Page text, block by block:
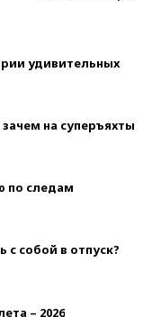
удивительных
на суперъяхты
по следам
собой в отпуск?
– 2026